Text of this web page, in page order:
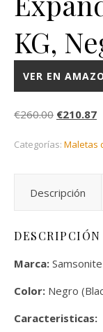
KG,
VER EN
€260.00 El precio
€210.87
Categorías: Maletas
Descripción
DESCRIPCIÓN
Marca: Samsonite
Color: Negro
Caracteristicas: